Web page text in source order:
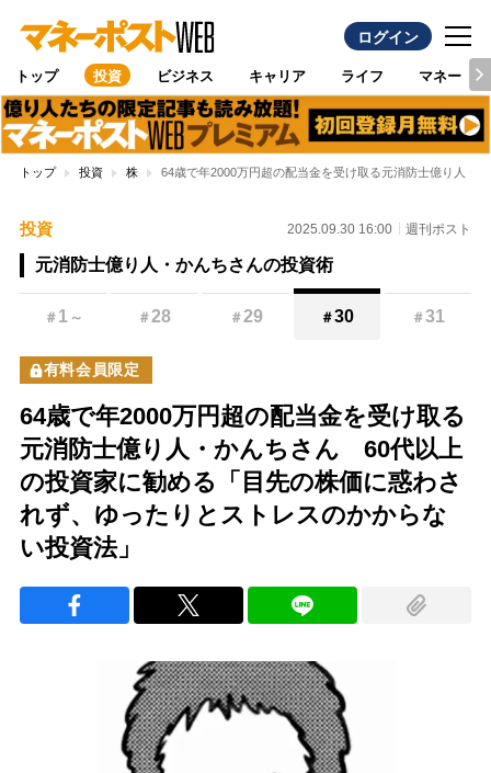
ログイン
トップ 投資 ビジネス キャリア ライフ マネー
トップ 投資 株 64歳で年2000万円超の配当金を受け取る元消防士億り人・
投資 2025.09.30 16:00 週刊ポスト
元消防士億り人・かんちさんの投資術
＃ 1 ～ ＃28 ＃29 ＃30 ＃31
有料会員限定
64歳で年2000万円超の配当金を受け取る
元消防士億り人・かんちさん 60代以上
の投資家に勧める「目先の株価に惑わさ
れず、ゆったりとストレスのかからな
い投資法」